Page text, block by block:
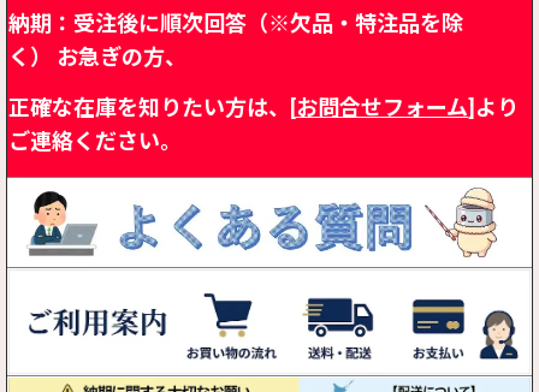
納期：受注後に順次回答（※欠品・特注品を除
く）
お急ぎの方、
正確な在庫を知りたい方は、[お問合せフォーム]より
ご連絡ください。